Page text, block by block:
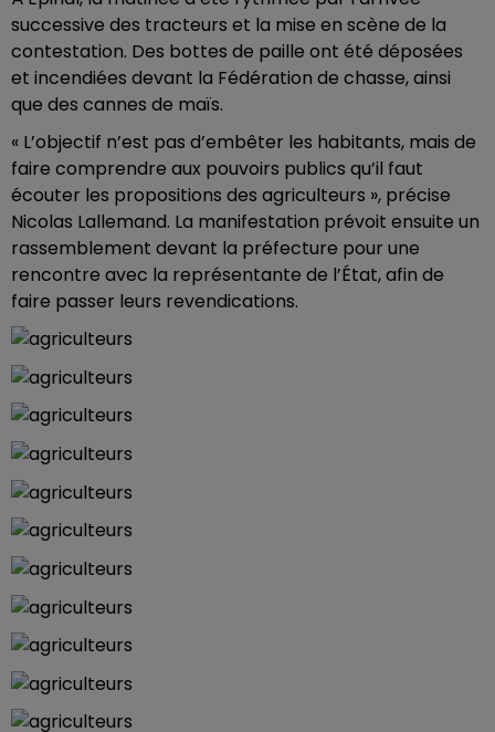
successive des tracteurs et la mise en scène de la
contestation. Des bottes de paille ont été déposées
et incendiées devant la Fédération de chasse, ainsi
que des cannes de maïs.
« L’objectif n’est pas d’embêter les habitants, mais de
faire comprendre aux pouvoirs publics qu’il faut
écouter les propositions des agriculteurs », précise
Nicolas Lallemand. La manifestation prévoit ensuite un
rassemblement devant la préfecture pour une
rencontre avec la représentante de l’État, afin de
faire passer leurs revendications.